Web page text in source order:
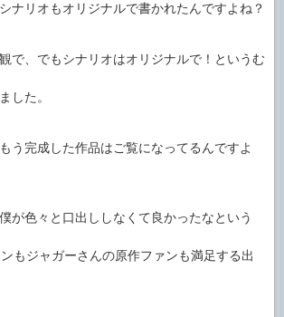
ナリオもオリジナルで書かれたんですよね？
で、でもシナリオはオリジナルで！というむ
した。
う完成した作品はご覧になってるんですよ
が色々と口出ししなくて良かったなという
もジャガーさんの原作ファンも満足する出